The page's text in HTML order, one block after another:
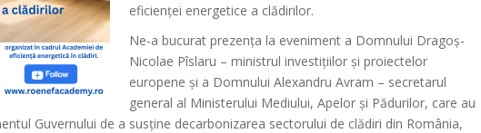
eficienței energetice a clădirilor.
Ne-a bucurat prezența la eveniment a Domnului Dragoș-
Nicolae Pîslaru – ministrul investițiilor și proiectelor
europene și a Domnului Alexandru Avram – secretarul
general al Ministerului Mediului, Apelor și Pădurilor, care au
Guvernului de a susține decarbonizarea sectorului de clădiri din România,